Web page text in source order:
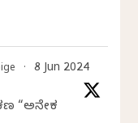
· 8 Jun 2024
“ಅನೇಕ